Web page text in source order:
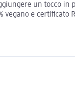
un tocco
e certificato